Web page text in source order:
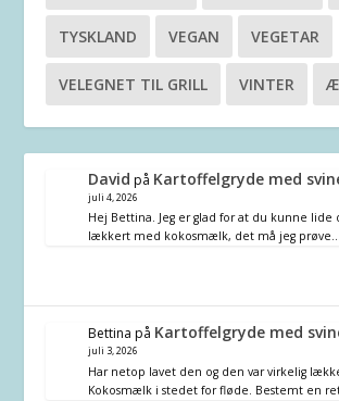
TYSKLAND VEGAN VEGETAR
VELEGNET TIL GRILL VINTER
David på Kartoffelgryde med
juli 4, 2026
Hej Bettina. Jeg er glad for at du kunne lide
lækkert med kokosmælk, det må jeg
Bettina på Kartoffelgryde med
juli 3, 2026
Har netop lavet den og den var virkelig
Kokosmælk i stedet for fløde. Bestemt en